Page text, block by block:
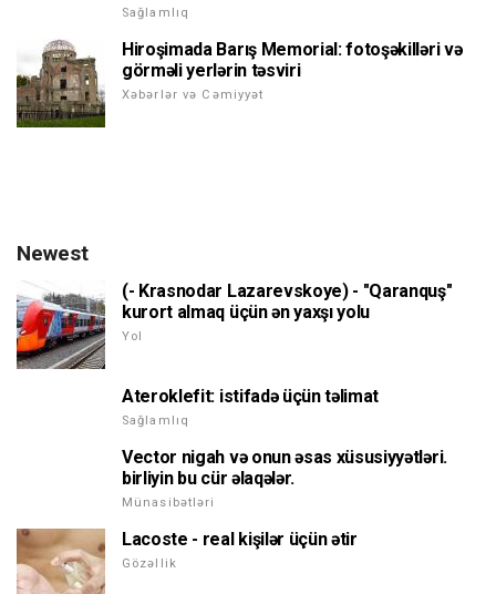
Sağlamlıq
Hiroşimada Barış Memorial: fotoşəkilləri və
görməli yerlərin təsviri
Xəbərlər və Cəmiyyət
Newest
(- Krasnodar Lazarevskoye) - "Qaranquş"
kurort almaq üçün ən yaxşı yolu
Yol
Ateroklefit: istifadə üçün təlimat
Sağlamlıq
Vector nigah və onun əsas xüsusiyyətləri.
birliyin bu cür əlaqələr.
Münasibətləri
Lacoste - real kişilər üçün ətir
Gözəllik